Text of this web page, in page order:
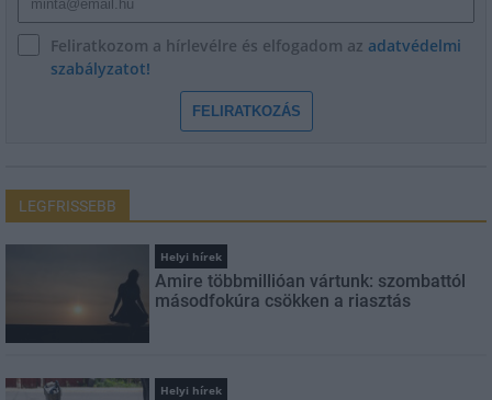
Feliratkozom a hírlevélre és elfogadom az adatvédelmi
szabályzatot!
FELIRATKOZÁS
LEGFRISSEBB
Helyi hírek
Amire többmillióan vártunk: szombattól
másodfokúra csökken a riasztás
Helyi hírek